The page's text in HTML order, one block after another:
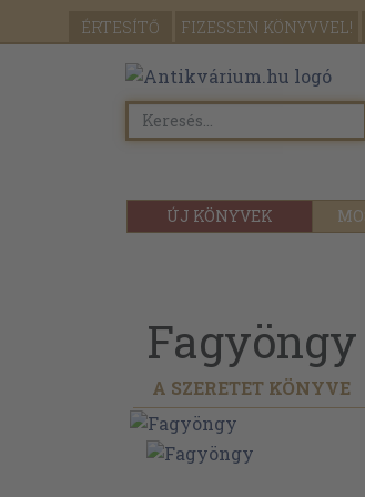
ÉRTESÍTŐ FIZESSEN KÖNYVVEL!
ÚJ KÖNYVEK
Fagyöngy
A SZERETET KÖNYVE